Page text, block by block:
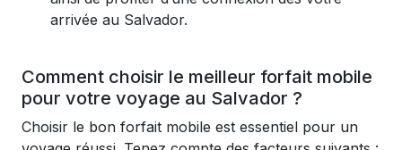
arrivée au Salvador.
Comment choisir le meilleur forfait mobile
pour votre voyage au Salvador ?
Choisir le bon forfait mobile est essentiel pour un